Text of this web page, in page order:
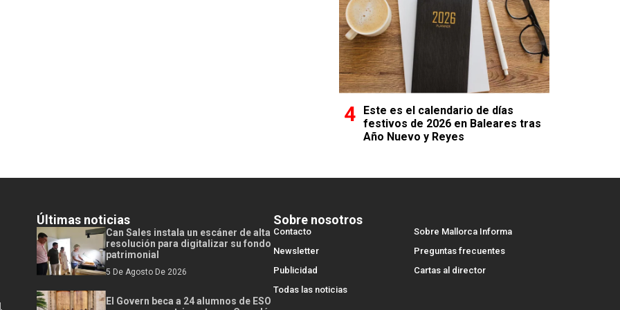
Este es el calendario de días
festivos de 2026 en Baleares tras
Año Nuevo y Reyes
Últimas noticias
Can Sales instala un escáner de alta
resolución para digitalizar su fondo
patrimonial
5 De Agosto De 2026
El Govern beca a 24 alumnos de ESO
Sobre nosotros
Contacto
Sobre Mallorca Informa
Newsletter
Preguntas frecuentes
Publicidad
Cartas al director
Todas las noticias